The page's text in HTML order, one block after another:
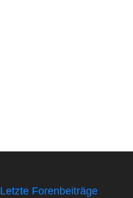
Letzte Forenbeiträge